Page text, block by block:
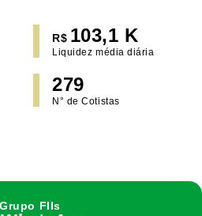
R$ 103,1 K
Liquidez média diária
279
N° de Cotistas